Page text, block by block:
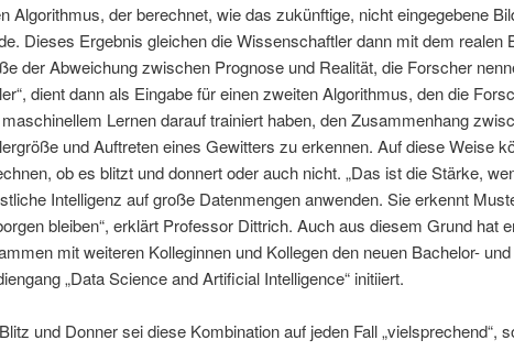
Algorithmus, der berechnet, wie das zukünftige, nicht eingegebene
Dieses Ergebnis gleichen die Wissenschaftler dann mit dem realen
der Abweichung zwischen Prognose und Realität, die Forscher
dient dann als Eingabe für einen zweiten Algorithmus, den die
Lernen darauf trainiert haben, den Zusammenhang
und Auftreten eines Gewitters zu erkennen. Auf diese Weise
ob es blitzt und donnert oder auch nicht. „Das ist die Stärke,
Intelligenz auf große Datenmengen anwenden. Sie erkennt
bleiben“, erklärt Professor Dittrich. Auch aus diesem Grund hat
mit weiteren Kolleginnen und Kollegen den neuen Bachelor-
„Data Science and Artificial Intelligence“ initiiert.
und Donner sei diese Kombination auf jeden Fall „vielsprechend“,